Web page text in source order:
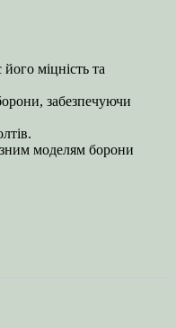
міцність та
забезпечуючи
моделям борони